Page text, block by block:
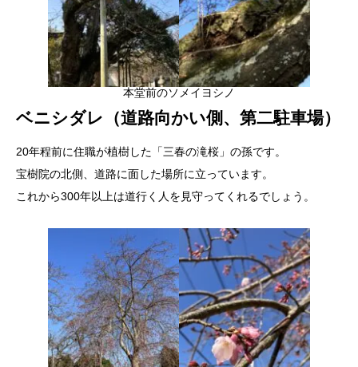
本堂前のソメイヨシノ
ベニシダレ（道路向かい側、第二駐車場）
20年程前に住職が植樹した「三春の滝桜」の孫です。
宝樹院の北側、道路に面した場所に立っています。
これから300年以上は道行く人を見守ってくれるでしょう。